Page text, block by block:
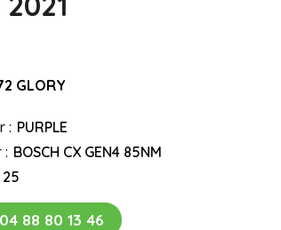
GLORY
: PURPLE
: BOSCH CX GEN4 85NM
25
04 88 80 13 46